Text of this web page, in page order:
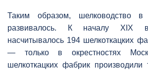
Таким образом, шелководство в
развивалось. К началу XIX
насчитывалось 194 шелкоткацких
— только в окрестностях
шелкоткацких фабрик